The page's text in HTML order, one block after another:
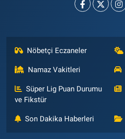
Nöbetçi Eczaneler
Namaz Vakitleri
Süper Lig Puan Durumu
ve Fikstür
Son Dakika Haberleri